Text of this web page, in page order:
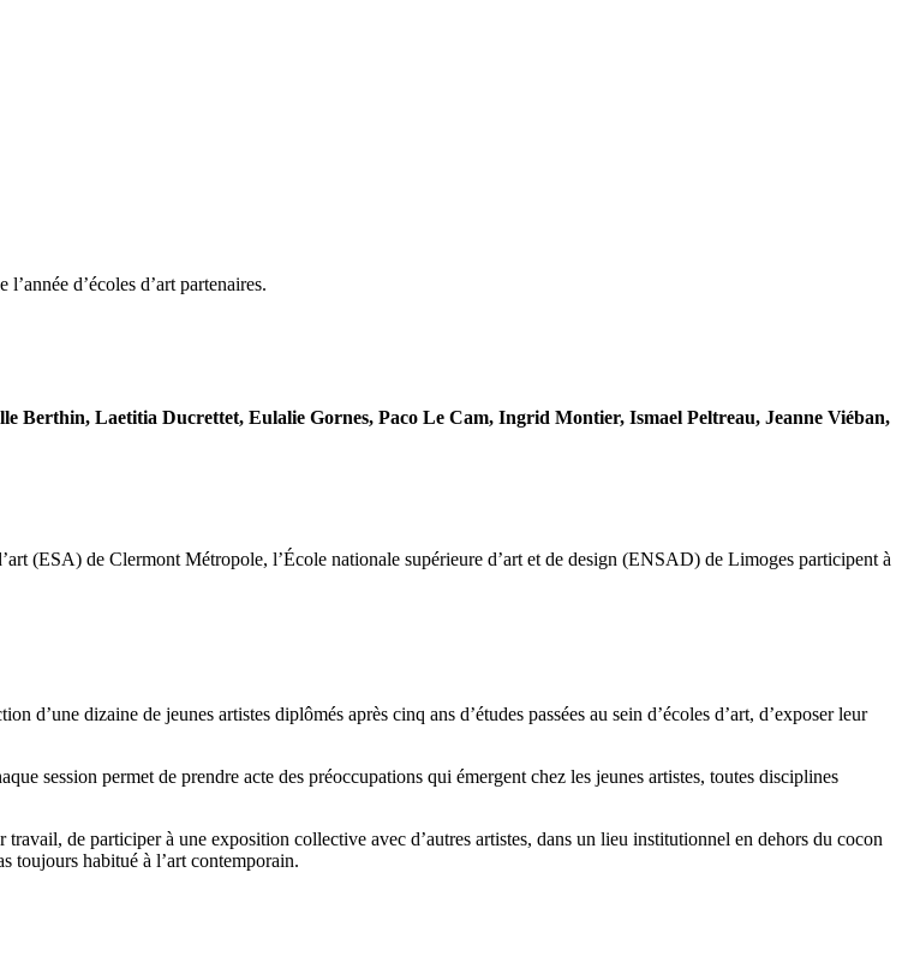
d’écoles d’art partenaires.
Berthin, Laetitia Ducrettet, Eulalie Gornes, Paco Le Cam, Ingrid Montier, Ismael Peltreau, Jeanne Viéban,
(ESA) de Clermont Métropole, l’École nationale supérieure d’art et de design (ENSAD) de Limoges participent à
d’une dizaine de jeunes artistes diplômés après cinq ans d’études passées au sein d’écoles d’art, d’exposer leur
session permet de prendre acte des préoccupations qui émergent chez les jeunes artistes, toutes disciplines
de participer à une exposition collective avec d’autres artistes, dans un lieu institutionnel en dehors du cocon
toujours habitué à l’art contemporain.